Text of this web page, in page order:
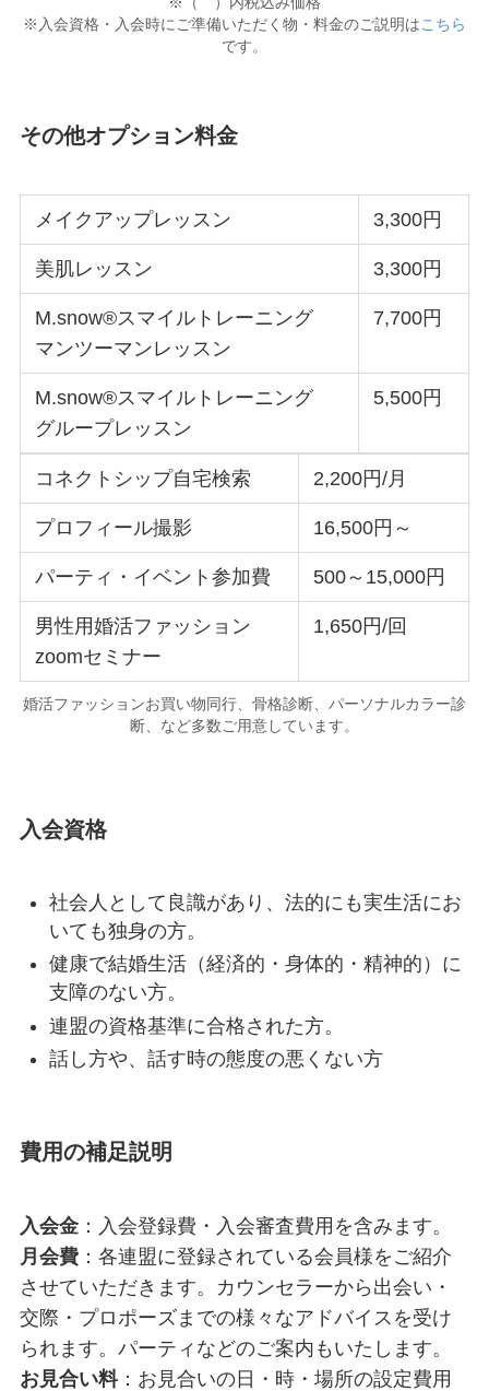
※入会資格・入会時にご準備いただく物・料金のご説明はこちら
です。
その他オプション料金
メイクアップレッスン 3,300円
美肌レッスン 3,300円
M.snow®スマイルトレーニング
マンツーマンレッスン
7,700円
M.snow®スマイルトレーニング
グループレッスン
5,500円
コネクトシップ自宅検索 2,200円/月
プロフィール撮影 16,500円～
パーティ・イベント参加費 500～15,000円
男性用婚活ファッション
zoomセミナー
1,650円/回
婚活ファッションお買い物同行、骨格診断、パーソナルカラー診
断、など多数ご用意しています。
入会資格
社会人として良識があり、法的にも実生活にお
いても独身の方。
健康で結婚生活（経済的・身体的・精神的）に
支障のない方。
連盟の資格基準に合格された方。
話し方や、話す時の態度の悪くない方
費用の補足説明
入会金：入会登録費・入会審査費用を含みます。
月会費：各連盟に登録されている会員様をご紹介
させていただきます。カウンセラーから出会い・
交際・プロポーズまでの様々なアドバイスを受け
られます。パーティなどのご案内もいたします。
お見合い料：お見合いの日・時・場所の設定費用